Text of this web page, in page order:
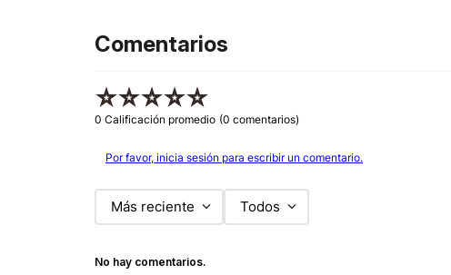
Comentarios
☆☆☆☆☆
0 Calificación promedio (0 comentarios)
Por favor, inicia sesión para escribir un comentario.
Más reciente Todos
No hay comentarios.